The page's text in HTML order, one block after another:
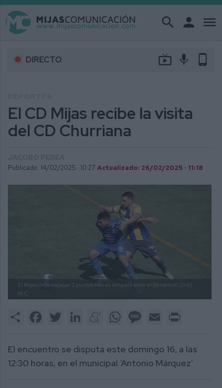
search person menu
DIRECTO live_tv mic phone_android
El CD Mijas recibe la visita
del CD Churriana
Publicado: 14/02/2025 · 10:27 Actualizado: 26/02/2025 · 11:18
El Mijas dejó escapar 2 puntos tras su empate ante el Benamiel (0-0).
M.C.
Share FacebookTwitter LinkedInMeneameWhatsAppMessage
Email
El encuentro se disputa este domingo 16, a las
12:30 horas, en el municipal ‘Antonio Márquez’